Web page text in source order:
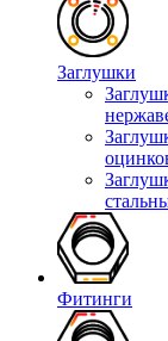
Заглушки
Фитинги